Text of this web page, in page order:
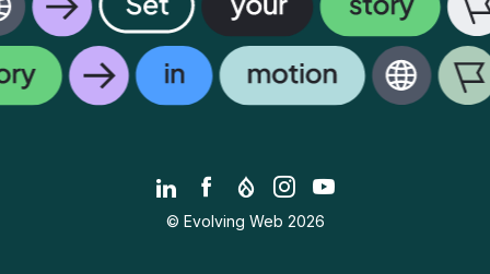
© Evolving Web 2026
LinkedIn
Facebook
Drupal.org
Instagram
YouTube